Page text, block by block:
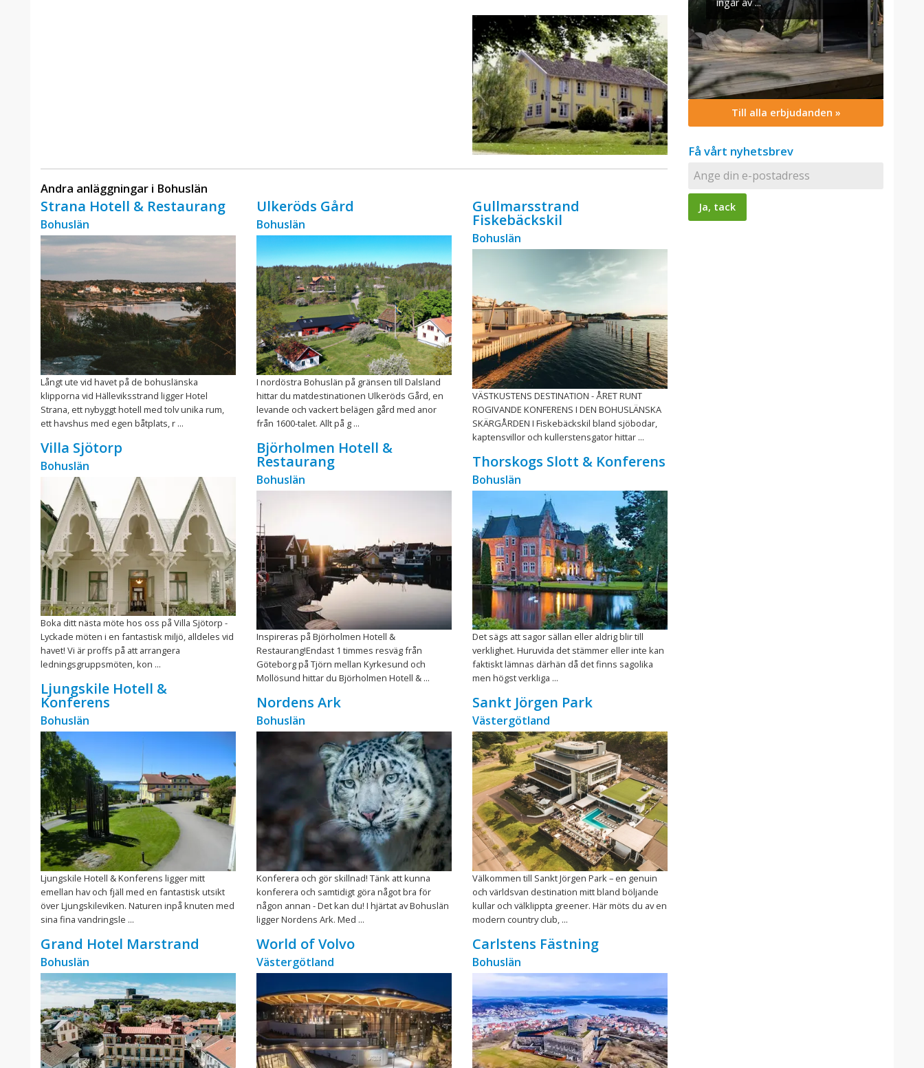
Andra anläggningar i Bohuslän
Strana Hotell & Restaurang
Bohuslän
Långt ute vid havet på de bohuslänska
klipporna vid Hälleviksstrand ligger Hotel
Strana, ett nybyggt hotell med tolv unika rum,
ett havshus med egen båtplats, r ...
Villa Sjötorp
Bohuslän
Boka ditt nästa möte hos oss på Villa Sjötorp -
Lyckade möten i en fantastisk miljö, alldeles vid
havet! Vi är proffs på att arrangera
ledningsgruppsmöten, kon ...
Ljungskile Hotell &
Konferens
Bohuslän
Ljungskile Hotell & Konferens ligger mitt
emellan hav och fjäll med en fantastisk utsikt
över Ljungskileviken. Naturen inpå knuten med
sina fina vandringsle ...
Grand Hotel Marstrand
Bohuslän
Ulkeröds Gård
Bohuslän
I nordöstra Bohuslän på gränsen till Dalsland
hittar du matdestinationen Ulkeröds Gård, en
levande och vackert belägen gård med anor
från 1600-talet. Allt på g ...
Björholmen Hotell &
Restaurang
Bohuslän
Inspireras på Björholmen Hotell &
Restaurang!Endast 1 timmes resväg från
Göteborg på Tjörn mellan Kyrkesund och
Mollösund hittar du Björholmen Hotell & ...
Nordens Ark
Bohuslän
Konferera och gör skillnad! Tänk att kunna
konferera och samtidigt göra något bra för
någon annan - Det kan du! I hjärtat av Bohuslän
ligger Nordens Ark. Med ...
World of Volvo
Västergötland
Gullmarsstrand
Fiskebäckskil
Bohuslän
VÄSTKUSTENS DESTINATION - ÅRET RUNT
ROGIVANDE KONFERENS I DEN BOHUSLÄNSKA
SKÄRGÅRDEN I Fiskebäckskil bland sjöbodar,
kaptensvillor och kullerstensgator hittar ...
Thorskogs Slott & Konferens
Bohuslän
Det sägs att sagor sällan eller aldrig blir till
verklighet. Huruvida det stämmer eller inte kan
faktiskt lämnas därhän då det finns sagolika
men högst verkliga ...
Sankt Jörgen Park
Västergötland
Välkommen till Sankt Jörgen Park – en genuin
och världsvan destination mitt bland böljande
kullar och välklippta greener. Här möts du av en
modern country club, ...
Carlstens Fästning
Bohuslän
Till alla erbjudanden »
Få vårt nyhetsbrev